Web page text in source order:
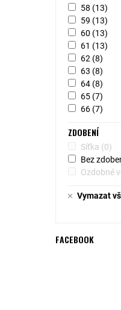
58 (13)
59 (13)
60 (13)
61 (13)
62 (8)
63 (8)
64 (8)
65 (7)
66 (7)
ZDOBENÍ
Síťka (0)
Bez
Ozdobné
Vymazat
FACEBOOK